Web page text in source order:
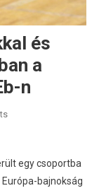
és
a
n
egy csoportba
bajnokság